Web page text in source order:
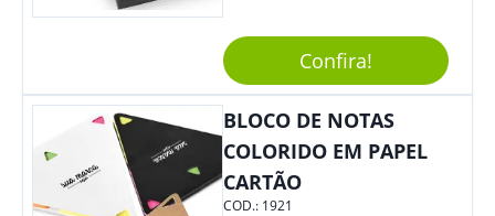
Elástico Permite Maior
Segurança Ao Carregá-Lo.
Ofereça A Seus Clientes E
Colaboradores, Sem Dúvidas
Eles Irão Adorar.
Confira!
BLOCO DE NOTAS
COLORIDO EM PAPEL
CARTÃO
COD.: 1921